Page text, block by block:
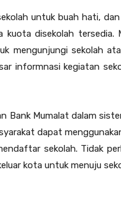
untuk buah hati,
disekolah tersedia.
mengunjungi sekolah
informnasi kegiatan
Bank Mumalat dalam
dapat
sekolah. Tidak
kota untuk menuju